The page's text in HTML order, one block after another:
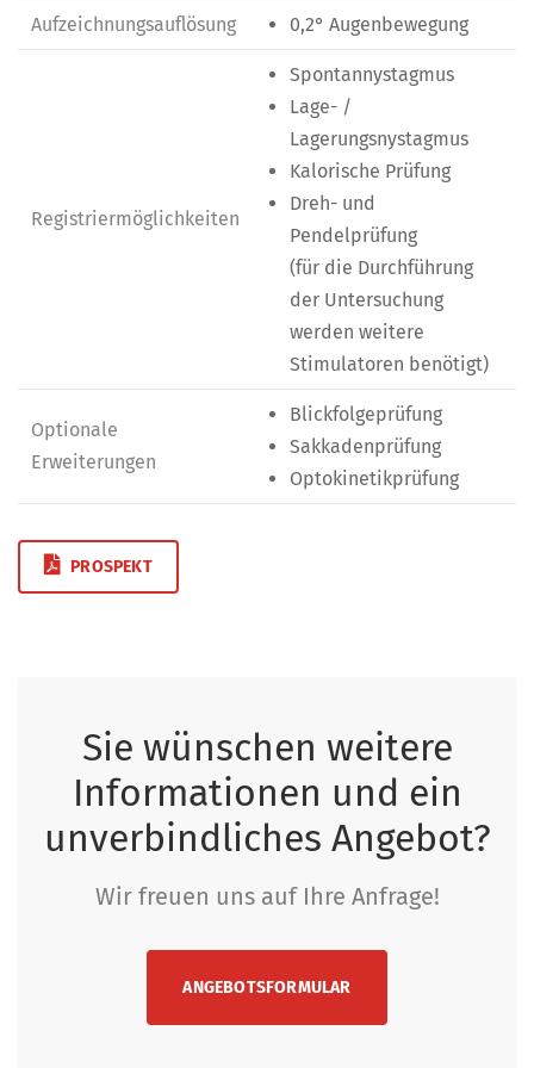
Aufzeichnungsauflösung 0,2° Augenbewegung
Registriermöglichkeiten
Spontannystagmus
Lage- /
Lagerungsnystagmus
Kalorische Prüfung
Dreh- und
Pendelprüfung
(für die Durchführung
der Untersuchung
werden weitere
Stimulatoren benötigt)
Optionale
Erweiterungen
Blickfolgeprüfung
Sakkadenprüfung
Optokinetikprüfung
PROSPEKT
Sie wünschen weitere
Informationen und ein
unverbindliches Angebot?
Wir freuen uns auf Ihre Anfrage!
ANGEBOTSFORMULAR